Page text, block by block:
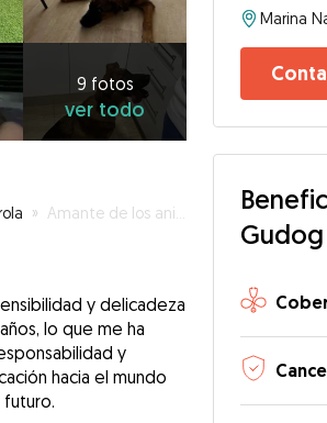
9 fotos
ver todo
» Amante de los animales con vocación de futura veterinaria
y delicadeza
lo que me ha
y
hacia el mundo
Gudog